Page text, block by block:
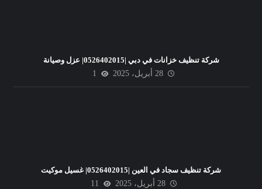
شركة تنظيف خزانات في دبي |0526402015| عزل وصيانة
28 أبريل، 2025
1
شركة تنظيف سجاد في العين |0526402015| غسيل موكيت
28 أبريل، 2025
11